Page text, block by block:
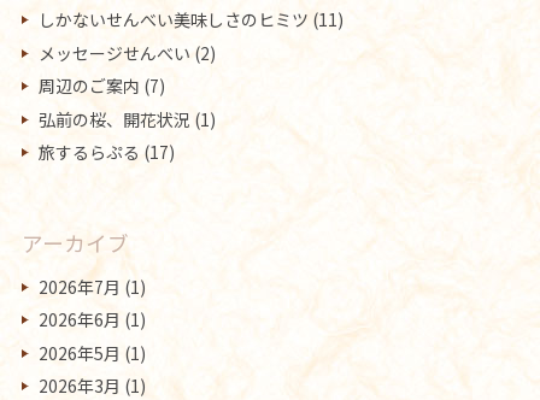
しかないせんべい美味しさのヒミツ (11)
メッセージせんべい (2)
周辺のご案内 (7)
弘前の桜、開花状況 (1)
旅するらぷる (17)
アーカイブ
2026年7月 (1)
2026年6月 (1)
2026年5月 (1)
2026年3月 (1)